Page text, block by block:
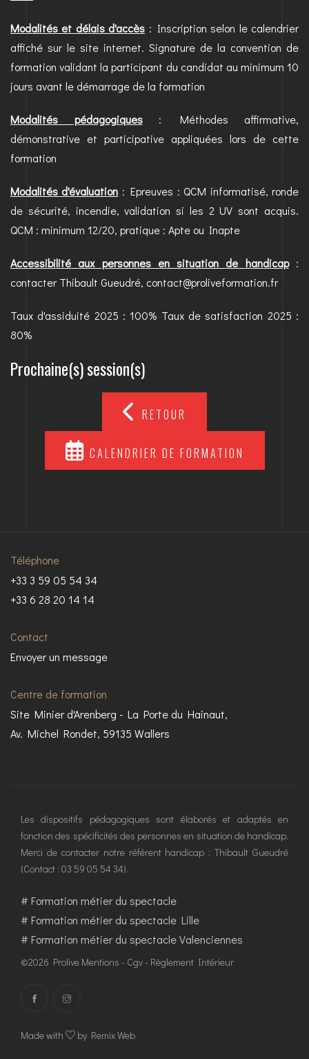
Modalités et délais d'accès : Inscription selon le calendrier
affiché sur le site internet. Signature de la convention de
formation validant la participant du candidat au minimum 10
jours avant le démarrage de la formation
Modalités pédagogiques: Méthodes affirmative,
démonstrative et participative appliquées lors de cette
formation
Modalités d'évaluation : Epreuves : QCM informatisé, ronde
de sécurité, incendie, validation si les 2 UV sont acquis.
QCM : minimum 12/20, pratique : Apte ou Inapte
Accessibilité aux personnes en situation de handicap:
contacter Thibault Gueudré, contact@proliveformation.fr
Taux d'assiduité 2025 : 100% Taux de satisfaction 2025 :
80%
Prochaine(s) session(s)
RETOUR
CALENDRIER DE FORMATION
Téléphone
+33 3 59 05 54 34
+33 6 28 20 14 14
Contact
Envoyer un message
Centre de formation
Site Minier d'Arenberg - La Porte du Hainaut,
Av. Michel Rondet, 59135 Wallers
Les dispositifs pédagogiques sont élaborés et adaptés en
fonction des spécificités des personnes en situation de handicap.
Merci de contacter notre référent handicap : Thibault Gueudré
(Contact : 03 59 05 54 34).
# Formation métier du spectacle
# Formation métier du spectacle Lille
# Formation métier du spectacle Valenciennes
©2026 Prolive Mentions - Cgv - Règlement Intérieur
Made with by Remix Web